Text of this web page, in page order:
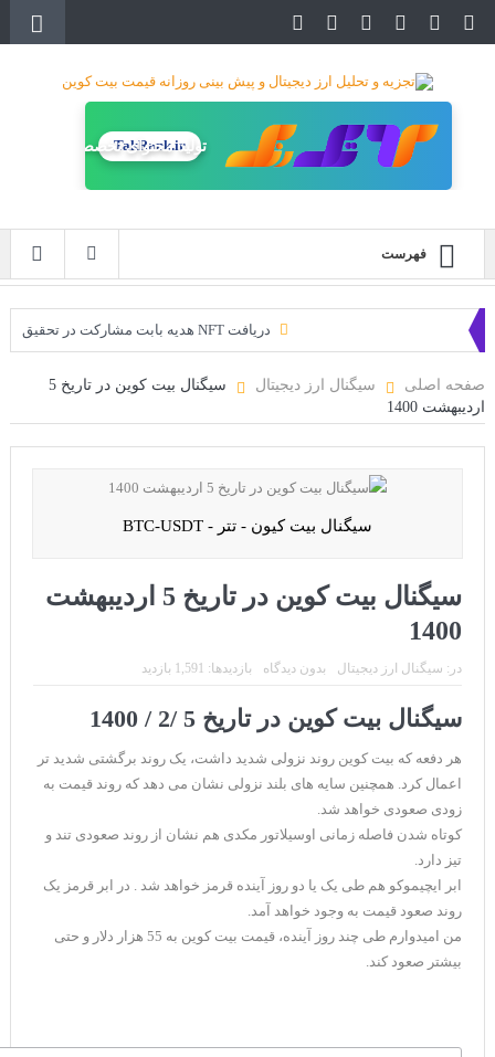
تولید محتوای تخصصی
TakRank.ir
فهرست
دریافت NFT هدیه بابت مشارکت در تحقیق
CoinEx سریع ترین برند درحال رشد در خدمات مالی!
بیت کوین به امید ETF به 60،000 دلار رسید!
ایردراپ رمزارز Morpher (MPH)
ایردراپ کریپتوتانک – CryptoTanks Airdrop
صفحه اصلی سیگنال ارز دیجیتال
سیگنال بیت کوین در تاریخ 5
اردیبهشت 1400
سیگنال بیت کیون - تتر - BTC-USDT
سیگنال بیت کوین در تاریخ 5 اردیبهشت
1400
در: سیگنال ارز دیجیتال بدون دیدگاه بازدیدها: 1,591 بازدید
سیگنال بیت کوین در تاریخ 5 /2 / 1400
هر دفعه که بیت کوین روند نزولی شدید داشت، یک روند برگشتی شدید تر
اعمال کرد. همچنین سایه های بلند نزولی نشان می دهد که روند قیمت به
زودی صعودی خواهد شد.
کوتاه شدن فاصله زمانی اوسیلاتور مکدی هم نشان از روند صعودی تند و
تیز دارد.
ابر ایچیموکو هم طی یک یا دو روز آینده قرمز خواهد شد . در ابر قرمز یک
روند صعود قیمت به وجود خواهد آمد.
من امیدوارم طی چند روز آینده، قیمت بیت کوین به 55 هزار دلار و حتی
بیشتر صعود کند.